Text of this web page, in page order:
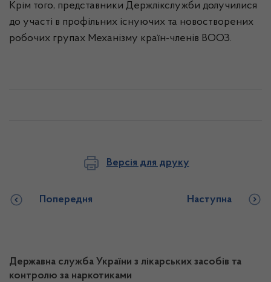
Крім того, представники Держлікслужби долучилися
до участі в профільних існуючих та новостворених
робочих групах Механізму країн-членів ВООЗ.
Версія для друку
Попередня Наступна
Державна служба України з лікарських засобів та
контролю за наркотиками